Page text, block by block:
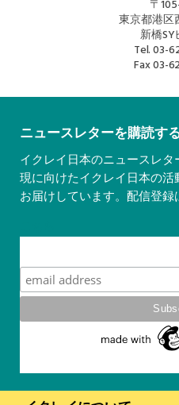
〒
東京都港区
新橋SY
Tel.03-
Fax03-
ニュースレターを購読す
イクレイ日本のニュースレ
現に向けたイクレイ日本の
お届けしています。配信登録